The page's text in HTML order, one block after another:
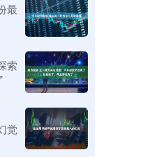
最
索
觉